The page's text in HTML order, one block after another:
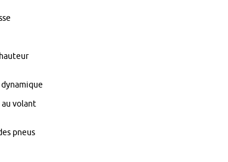
au volant
pneus